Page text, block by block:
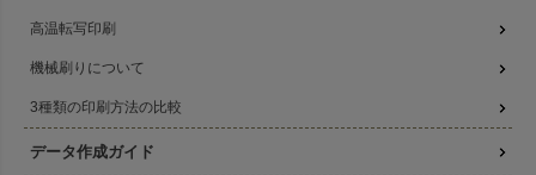
高温転写印刷
機械刷りについて
3種類の印刷方法の比較
データ作成ガイド